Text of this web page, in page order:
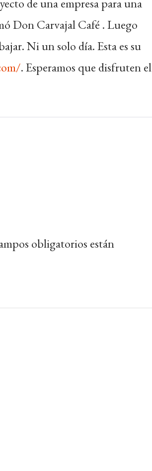
de una empresa para una
Don Carvajal Café . Luego
Ni un solo día. Esta es su
. Esperamos que disfruten el
obligatorios están